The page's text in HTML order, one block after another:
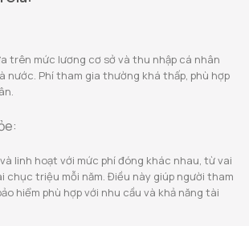
trên mức lương cơ sở và thu nhập cá nhân
nước. Phí tham gia thường khá thấp, phù hợp
linh hoạt với mức phí đóng khác nhau, từ vai
chục triệu mỗi năm. Điều này giúp người tham
hiểm phù hợp với nhu cầu và khả năng tài